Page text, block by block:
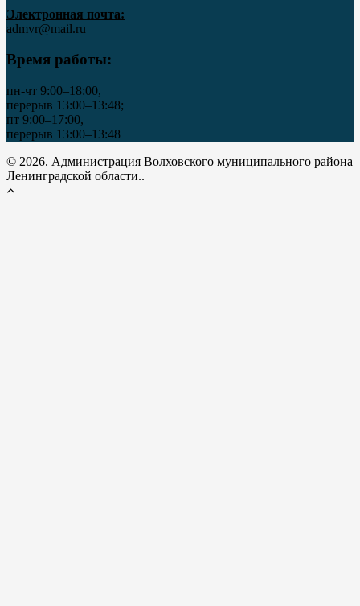
Электронная почта:
admvr@mail.ru
Время работы:
пн-чт 9:00–18:00,
перерыв 13:00–13:48;
пт 9:00–17:00,
перерыв 13:00–13:48
© 2026. Администрация Волховского муниципального района
Ленинградской области..